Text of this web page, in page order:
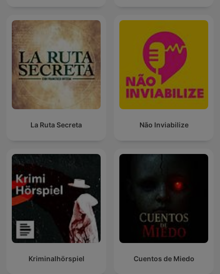
La Ruta Secreta Não Inviabilize
Kriminalhörspiel Cuentos de Miedo